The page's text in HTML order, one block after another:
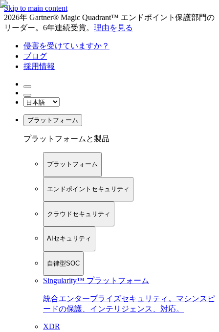
Skip to main content
2026年 Gartner® Magic Quadrant™ エンドポイント保護部門の
リーダー。6年連続受賞。 理由を見る
侵害を受けていますか？
ブログ
採用情報
プラットフォーム
プラットフォームと製品
プラットフォーム
エンドポイントセキュリティ
クラウドセキュリティ
AIセキュリティ
自律型SOC
Singularity™ プラットフォーム
統合エンタープライズセキュリティ。マシンスピ
ードの保護、インテリジェンス、対応。
XDR